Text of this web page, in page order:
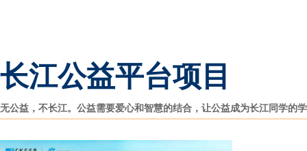
长江公益平台项目
无公益，不长江。公益需要爱心和智慧的结合，让公益成为长江同学的